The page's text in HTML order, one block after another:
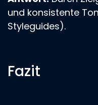
und konsistente
Styleguides).
Fazit